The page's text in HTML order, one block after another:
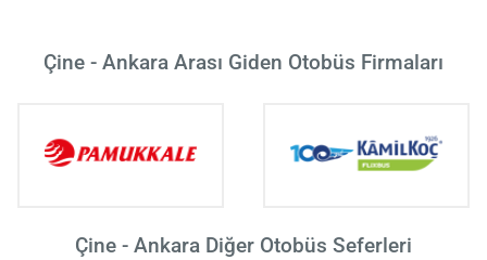
Çine - Ankara Arası Giden Otobüs Firmaları
Çine - Ankara Diğer Otobüs Seferleri